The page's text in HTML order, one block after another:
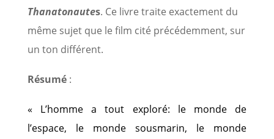
Thanatonautes. Ce livre traite exactement du
même sujet que le film cité précédemment, sur
un ton différent.
Résumé:
« L’homme a tout exploré: le monde de
l’espace, le monde sousmarin, le monde